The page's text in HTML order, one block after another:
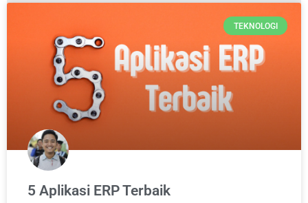
TEKNOLOGI
5 Aplikasi ERP Terbaik